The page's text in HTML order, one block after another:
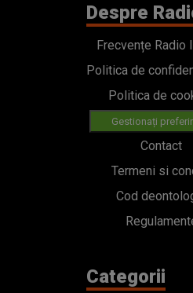
Despre
Frecvențe Radio
Politica de
Politica de
Gestionați
Contact
Termeni si
Cod
Categorii